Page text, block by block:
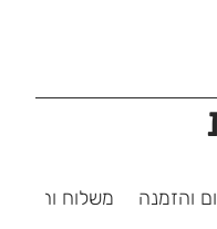
והזמנה משלוח